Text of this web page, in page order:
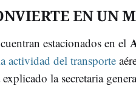
EN UN
estacionados en el
actividad del transporte
la secretaria